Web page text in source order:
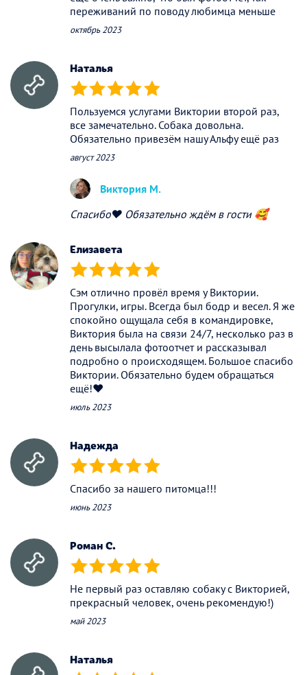
переживаний по поводу любимца меньше
октябрь 2023
Наталья
(*) (*) (*) (*) (*)
Пользуемся услугами Виктории второй раз,
все замечательно. Собака довольна.
Обязательно привезём нашу Альфу ещё раз
август 2023
Виктория М.
Спасибо❤️ Обязательно ждём в гости 🥰
Елизавета
(*) (*) (*) (*) (*)
Сэм отлично провёл время у Виктории.
Прогулки, игры. Всегда был бодр и весел. Я же
спокойно ощущала себя в командировке,
Виктория была на связи 24/7, несколько раз в
день высылала фотоотчет и рассказывал
подробно о происходящем. Большое спасибо
Виктории. Обязательно будем обращаться
ещё!❤️
июль 2023
Надежда
(*) (*) (*) (*) (*)
Спасибо за нашего питомца!!!
июнь 2023
Роман С.
(*) (*) (*) (*) (*)
Не первый раз оставляю собаку с Викторией,
прекрасный человек, очень рекомендую!)
май 2023
Наталья